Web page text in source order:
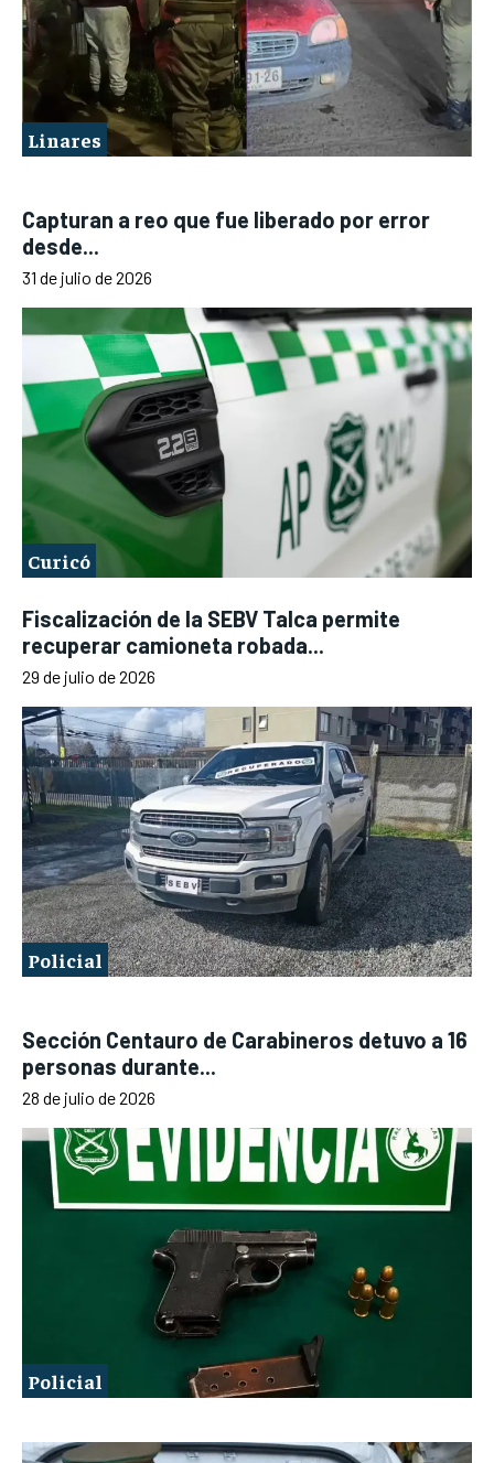
Linares
Capturan a reo que fue liberado por error
desde...
31 de julio de 2026
Curicó
Fiscalización de la SEBV Talca permite
recuperar camioneta robada...
29 de julio de 2026
Policial
Sección Centauro de Carabineros detuvo a 16
personas durante...
28 de julio de 2026
Policial